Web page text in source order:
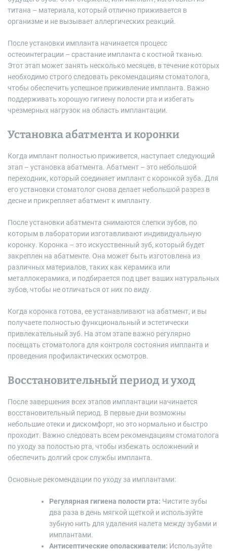
титана – материала, который отлично приживается в
организме и не вызывает аллергических реакций.
После установки импланта начинается процесс
остеоинтеграции – срастание импланта с костной тканью.
Этот этап может занять несколько месяцев, в течение которых
необходимо строго следовать рекомендациям стоматолога,
чтобы обеспечить успешное приживление импланта. Важно
поддерживать хорошую гигиену полости рта и избегать
чрезмерных нагрузок на область имплантации.
Установка абатмента и коронки
Когда имплант полностью приживется, наступает следующий
этап – установка абатмента. Абатмент – это небольшой
переходник, который соединяет имплант с коронкой зуба. Для
его установки стоматолог снова делает небольшой разрез в
десне и прикрепляет абатмент к импланту.
После установки абатмента снимаются слепки зубов, по
которым в лаборатории изготавливают индивидуальную
коронку. Коронка – это искусственный зуб, который будет
закреплен на абатменте. Она может быть изготовлена из
различных материалов, таких как керамика или
металлокерамика, и подбирается под цвет ваших натуральных
зубов, чтобы не отличаться от них по виду.
Когда коронка готова, ее устанавливают на абатмент, и вы
получаете полностью функциональный и эстетически
привлекательный зуб. На этом этапе важно регулярно
посещать стоматолога для контроля состояния импланта и
проведения профилактических осмотров.
Восстановительный период и уход
После завершения всех этапов имплантации начинается
восстановительный период. В первые дни возможны
небольшие отеки и дискомфорт, но это нормально и быстро
проходит. Важно следовать всем рекомендациям стоматолога
по уходу за полостью рта, чтобы избежать осложнений и
обеспечить долгий срок службы импланта.
Основные рекомендации по уходу за имплантами:
Регулярная гигиена полости рта: Чистите зубы
два раза в день мягкой щеткой и используйте
зубную нить для удаления налета между зубами и
имплантами.
Антисептические ополаскиватели: Используйте